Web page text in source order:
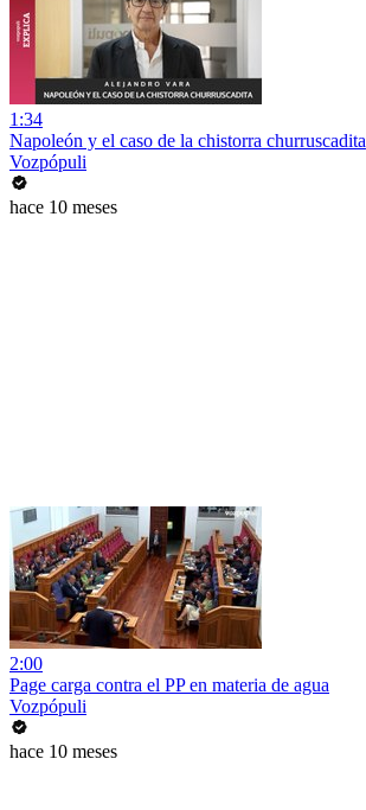
1:34
Napoleón y el caso de la chistorra churruscadita
Vozpópuli
hace 10 meses
2:00
Page carga contra el PP en materia de agua
Vozpópuli
hace 10 meses